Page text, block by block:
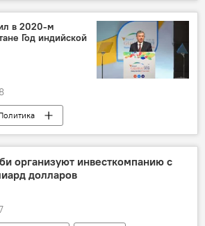
в 2020-м
Год индийской
организуют инвесткомпанию с
долларов